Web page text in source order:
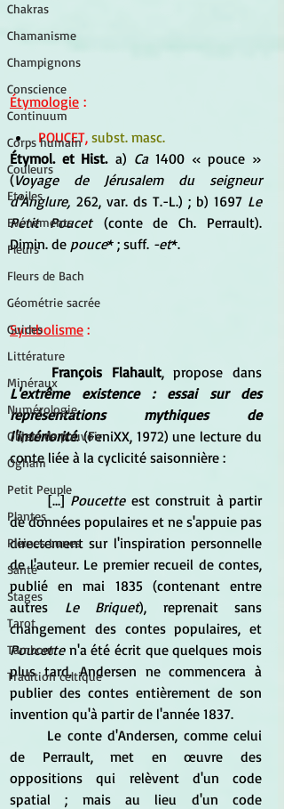
Chakras
Chamanisme
Champignons
Conscience
Continuum
Corps humain
Couleurs
Etoiles
Evénements
Fleurs
Fleurs de Bach
Géométrie sacrée
Guides
Littérature
Minéraux
Numérologie
Objets de pouvoir
Ogham
Petit Peuple
Plantes
Pleines Lunes
Santé
Stages
Tarot
Tambour
Tradition celtique
Étymologie :
POUCET, subst. masc.
Étymol. et Hist. a) Ca 1400 « pouce »
(Voyage de Jérusalem du seigneur
d'Anglure, 262, var. ds T.-L.) ; b) 1697 Le
Petit Poucet (conte de Ch. Perrault).
Dimin. de pouce* ; suff. -et*.
Symbolisme :
François Flahault
L'extrême existence : essai sur des
représentations mythiques de
l'intériorité. (FeniXX, 1972) une lecture du
conte liée à la cyclicité saisonnière :
	[...]
Poucette est construit à partir
de données populaires et ne s'appuie pas
directement sur l'inspiration personnelle
de l'auteur. Le premier recueil de contes,
publié en mai 1835 (contenant entre
autres Le Briquet), reprenait sans
Poucette n'a été écrit que quelques mois
plus tard. Andersen ne commencera à
publier des contes entièrement de son
invention qu'à partir de l'année 1837.
de Perrault, met en œuvre des
oppositions qui relèvent d'un code
spatial ; mais au lieu d'un code